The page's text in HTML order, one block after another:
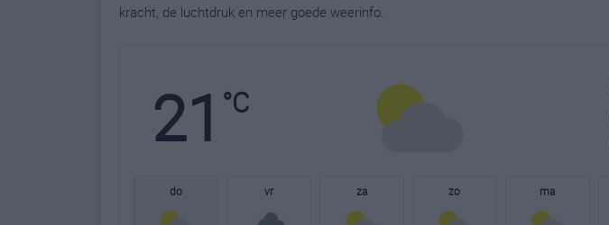
kracht, de luchtdruk en meer goede weerinfo.
21 °C
do vr za zo ma